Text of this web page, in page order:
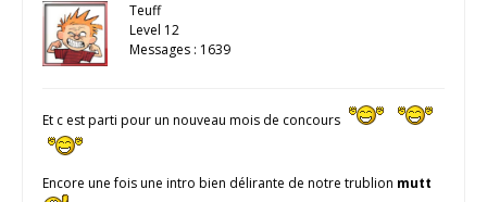
Teuff
Level 12
Messages : 1639
Et c est parti pour un nouveau mois de concours
Encore une fois une intro bien délirante de notre trublion mutt